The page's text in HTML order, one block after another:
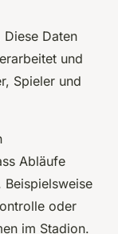
Daten
und
Spieler und
Abläufe
oder
im Stadion.